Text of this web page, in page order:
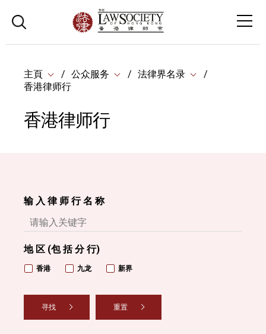
主頁 公众服务
法律界名录
香港律师行
香港律师行
输 入 律 师 行 名 称
地 区 (包 括 分 行)
香港 九龙 新界
寻找 重置